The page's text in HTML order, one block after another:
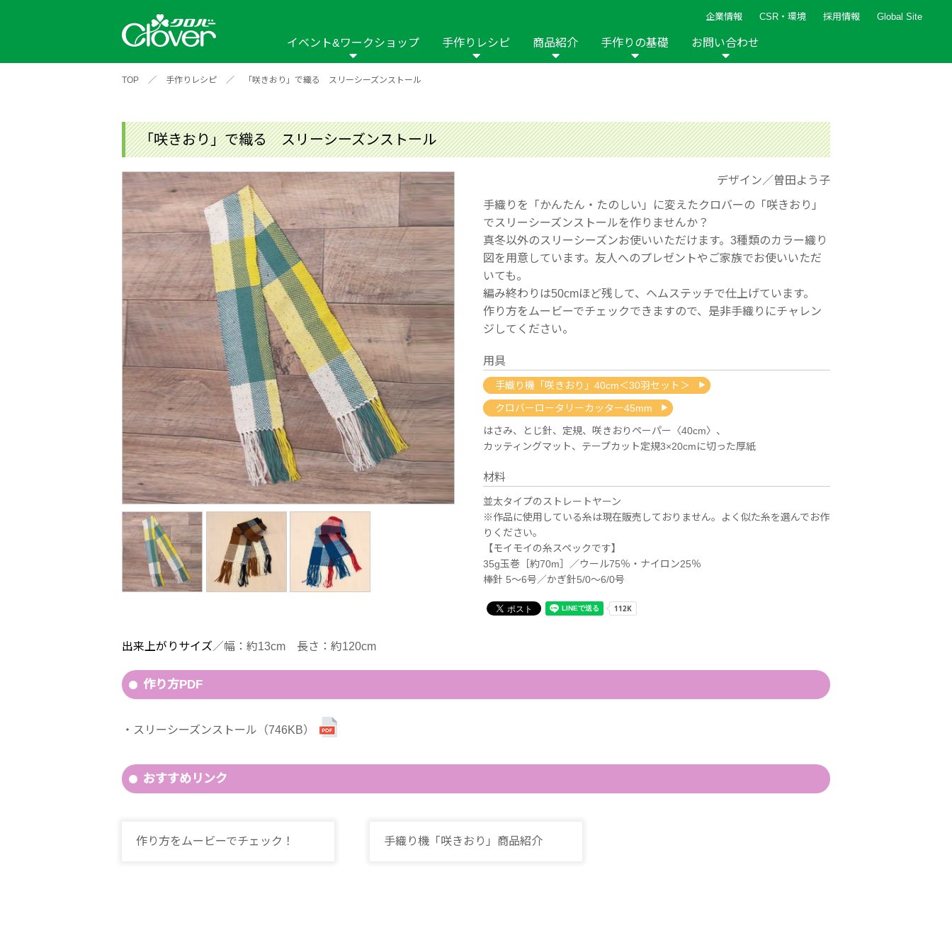
企業情報 CSR・環境 採用情報 Global Site
イベント&ワークショップ
ワークショップ
2026年 2025年 2024年
イベントレポート
2024年 2020年 2019年 2018年 2017年 2016年 2015年 2014年 2013年 2012年
手作りレシピ
アイテムから探す ソーイング パッチワーク・キルト
布の手芸
羊毛の手芸 刺しゅう
編み物 インテリア
その他
人気レシピ
商品紹介
新商品一覧 縫い針 ソーイング用品 はさみ ソーメニュ パッチワーク・キルト 手芸用品 編み針
編み物用品 インテリア 補修用品 ホビー材料・キット 作品本 おなまえつけグッズ ペーパークラフト
クロバーモチーフ ポルトボヌール
手作りの基礎 お問い合わせ
TOP ／ 手作りレシピ ／ 「咲きおり」で織る スリーシーズンストール
「咲きおり」で織る スリーシーズンストール
デザイン／曽田よう子
手織りを「かんたん・たのしい」に変えたクロバーの「咲きおり」
でスリーシーズンストールを作りませんか？
真冬以外のスリーシーズンお使いいただけます。3種類のカラー織り
図を用意しています。友人へのプレゼントやご家族でお使いいただ
いても。
編み終わりは50cmほど残して、ヘムステッチで仕上げています。
作り方をムービーでチェックできますので、是非手織りにチャレン
ジしてください。
用具
手織り機「咲きおり」40cm＜30羽セット＞
クロバーロータリーカッター45mm
はさみ、とじ針、定規、咲きおりペーパー〈40cm〉、
カッティングマット、テープカット定規3×20cmに切った厚紙
材料
並太タイプのストレートヤーン
※作品に使用している糸は現在販売しておりません。よく似た糸を選んでお作
りください。
【モイモイの糸スペックです】
35g玉巻［約70m］／ウール75％・ナイロン25％
棒針 5～6号／かぎ針5/0～6/0号
出来上がりサイズ／幅：約13cm 長さ：約120cm
作り方PDF
スリーシーズンストール（746KB）
おすすめリンク
作り方をムービーでチェック！ 手織り機「咲きおり」商品紹介